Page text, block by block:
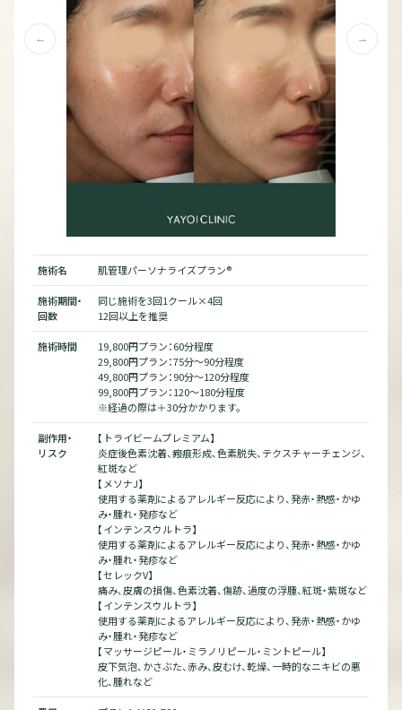
施術名 肌管理パーソナライズプラン®︎
施術期間・
回数
同じ施術を3回1クール×4回
12回以上を推奨
施術時間
19,800円プラン：60分程度
29,800円プラン：75分～90分程度
49,800円プラン：90分～120分程度
99,800円プラン：120～180分程度
※経過の際は＋30分かかります。
副作用・
リスク
【トライビームプレミアム】
炎症後色素沈着、瘢痕形成、色素脱失、テクスチャーチェンジ、
紅斑など
【メソナJ】
使用する薬剤によるアレルギー反応により、発赤・熱感・かゆ
み・腫れ・発疹など
【インテンスウルトラ】
使用する薬剤によるアレルギー反応により、発赤・熱感・かゆ
み・腫れ・発疹など
【セレックV】
痛み、皮膚の損傷、色素沈着、傷跡、過度の浮腫、紅斑・紫斑など
【インテンスウルトラ】
使用する薬剤によるアレルギー反応により、発赤・熱感・かゆ
み・腫れ・発疹など
【マッサージピール・ミラノリピール・ミントピール】
皮下気泡、かさぶた、赤み、皮むけ、乾燥、一時的なニキビの悪
化、腫れなど